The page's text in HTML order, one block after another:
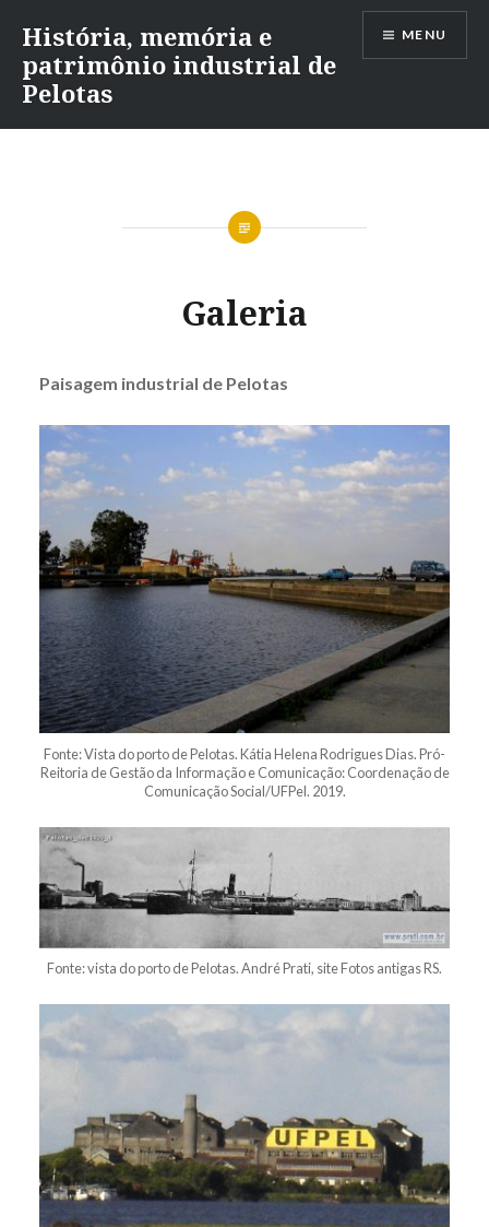
para
conteúdo
História, memória e
patrimônio industrial de
Pelotas
MENU
Galeria
Paisagem industrial de Pelotas
Fonte: Vista do porto de Pelotas. Kátia Helena Rodrigues Dias. Pró-
Reitoria de Gestão da Informação e Comunicação: Coordenação de
Comunicação Social/UFPel. 2019.
Fonte: vista do porto de Pelotas. André Prati, site Fotos antigas RS.